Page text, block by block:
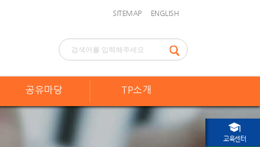
SITEMAP ENGLISH
공유마당 TP소개
교육센터